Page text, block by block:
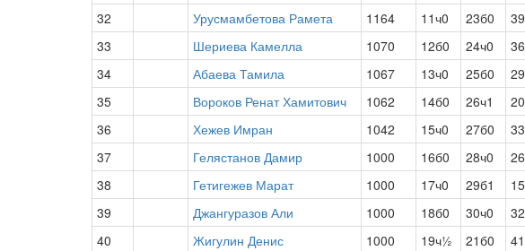
32
Урусмамбетова Рамета 1164 11ч0 23б0
33
Шериева Камелла 1070 12б0 24ч0
34
Абаева Тамила 1067 13ч0 25б0
35
Вороков Ренат Хамитович 1062 14б0 26ч1
36
Хежев Имран 1042 15ч0 27б0
37
Гелястанов Дамир 1000 16б0 28ч0
38
Гетигежев Марат 1000 17ч0 29б1
39
Джангуразов Али 1000 18б0 30ч0
40
Жигулин Денис 1000 19ч½ 21б0